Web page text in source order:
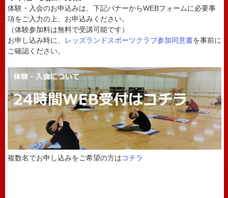
体験・入会のお申込みは、下記バナーからWEBフォームに必要事
項をご入力の上、お申込みください。
（体験参加料は無料で受講可能です）
お申し込み時に、
レッズランドスポーツクラブ参加同意書を事前に
ご確認ください。
複数名でお申し込みをご希望の方はコチラ